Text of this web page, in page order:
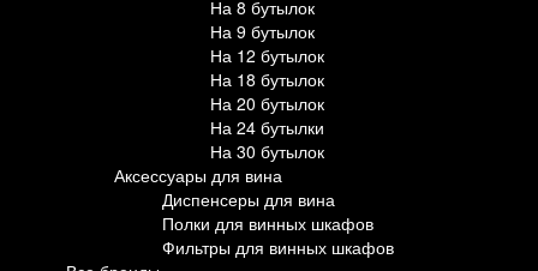
На 8 бутылок
На 9 бутылок
На 12 бутылок
На 18 бутылок
На 20 бутылок
На 24 бутылки
На 30 бутылок
Аксессуары для вина
Диспенсеры для вина
Полки для винных шкафов
Фильтры для винных шкафов